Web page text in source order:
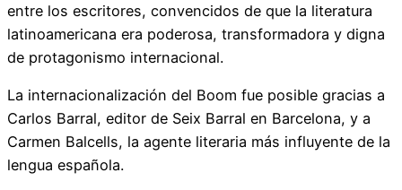
entre los escritores, convencidos de que la literatura
latinoamericana era poderosa, transformadora y digna
de protagonismo internacional.
La internacionalización del Boom fue posible gracias a
Carlos Barral, editor de Seix Barral en Barcelona, y a
Carmen Balcells, la agente literaria más influyente de la
lengua española.